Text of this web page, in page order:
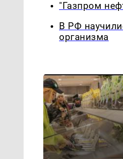
"Газпром
В РФ
организма